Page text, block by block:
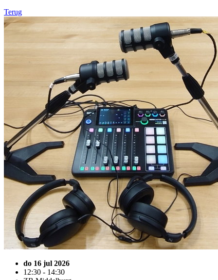
Terug
do 16 jul 2026
12:30 - 14:30